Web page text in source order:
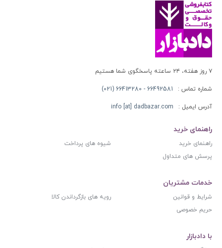
۷ روز هفته، ۲۴ ساعته پاسخگوی شما هستیم
شماره تماس : 66492581 - 66413280 (021)
آدرس ایمیل : info [at] dadbazar.com
راهنمای خرید
راهنمای خرید
شیوه های پرداخت
پرسش های متداول
خدمات مشتریان
شرایط و قوانین
رویه های بازگرداندن کالا
حریم خصوصی
با دادبازار